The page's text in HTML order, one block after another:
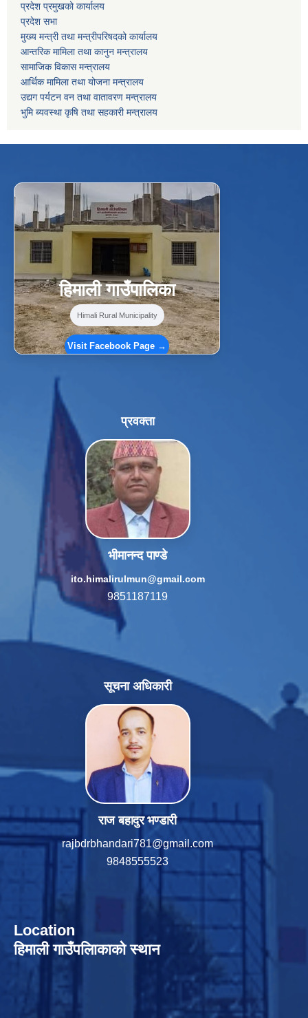
प्रदेश प्रमुखको कार्यालय
प्रदेश सभा
मुख्य मन्त्री तथा मन्त्रीपरिषदको कार्यालय
आन्तरिक मामिला तथा कानुन मन्त्रालय
सामाजिक विकास मन्त्रालय
आर्थिक मामिला तथा योजना मन्त्रालय
उद्यग पर्यटन वन तथा वातावरण मन्त्रालय
भुमि ब्यवस्था कृषि तथा सहकारी मन्त्रालय
f Facebook ⋯
हिमाली गाउँपालिका
Himali Rural Municipality
Visit Facebook Page →
प्रवक्ता
भीमानन्द पाण्डे
ito.himalirulmun@gmail.com
9851187119
सूचना अधिकारी
राज बहादुर भण्डारी
rajbdrbhandari781@gmail.com
9848555523
Location
हिमाली गाउँपलािकाको स्थान